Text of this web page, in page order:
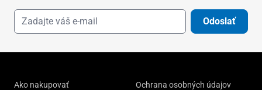
Odoslať
Ako nakupovať
Ochrana osobných údajov